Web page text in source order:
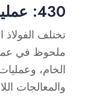
430: عملية التصنيع
ملحوظ في
الخام،
والمعالجات